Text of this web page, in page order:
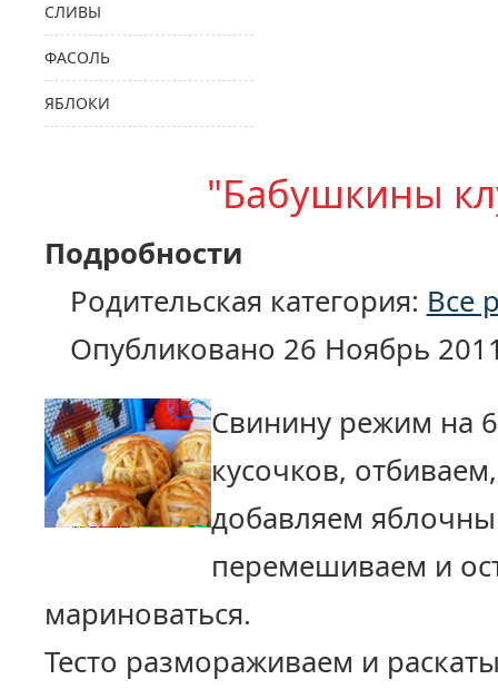
СЛИВЫ
ФАСОЛЬ
ЯБЛОКИ
"Бабушкины
Подробности
Родительская категория: Все
Опубликовано 26 Ноябрь
Свинину режим на
кусочков,
добавляем
перемешиваем и
мариноваться.
Тесто размораживаем и